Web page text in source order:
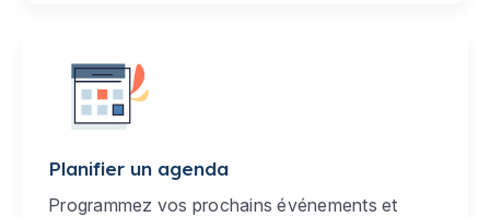
Planifier un agenda
Programmez vos prochains événements et